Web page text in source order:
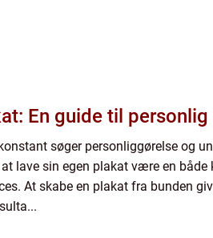
En guide til
søger personliggørelse og
lave sin egen plakat være en både
At skabe en plakat fra bunden